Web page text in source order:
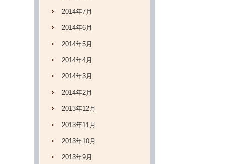
2014年7月
2014年6月
2014年5月
2014年4月
2014年3月
2014年2月
2013年12月
2013年11月
2013年10月
2013年9月